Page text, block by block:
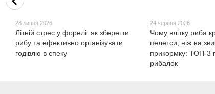
28 липня 2026
Літній стрес у форелі: як зберегти
рибу та ефективно організувати
годівлю в спеку
24 червня 2026
Чому влітку риба
пелетси, ніж на
прикормку: ТОП-3
рибалок